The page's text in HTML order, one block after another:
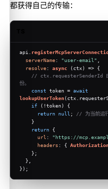
都获得自己的传输：
api.
serverName: "user-email"
resolve: async (ctx) => {
// ctx.requesterSenderId 由主
份。
const token = await
lookupUserToken(ctx.
if (!token) {
return null ; // 为当前运
    }
return {
url : "https://
headers : {
    };
  },
});